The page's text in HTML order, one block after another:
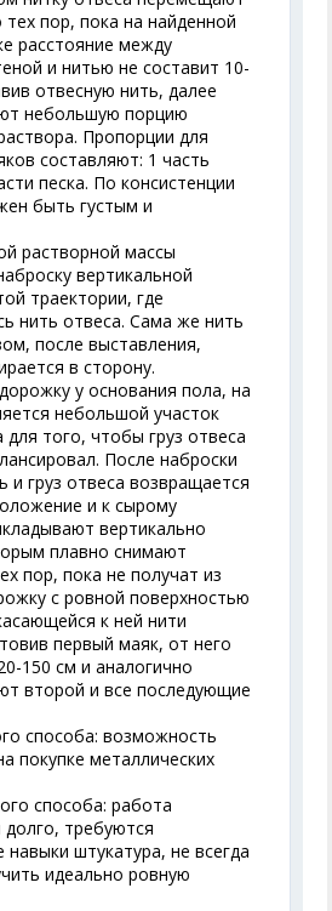
пор, пока на найденной
расстояние между
и нитью не составит 10-
отвесную нить, далее
небольшую порцию
Пропорции для
составляют: 1 часть
песка. По консистенции
быть густым и
растворной массы
вертикальной
траектории, где
нить отвеса. Сама же нить
после выставления,
в сторону.
у основания пола, на
небольшой участок
для того, чтобы груз отвеса
После наброски
и груз отвеса возвращается
и к сырому
вертикально
плавно снимают
пор, пока не получат из
с ровной поверхностью
к ней нити
первый маяк, от него
150 см и аналогично
второй и все последующие
способа: возможность
покупке металлических
способа: работа
требуются
навыки штукатура, не всегда
идеально ровную